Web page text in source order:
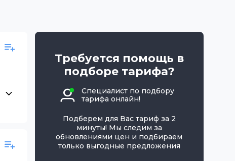
Требуется помощь в
подборе тарифа?
Специалист по подбору
тарифа онлайн!
Подберем для Вас тариф за 2
минуты! Мы следим за
обновлениями цен и подбираем
только выгодные предложения